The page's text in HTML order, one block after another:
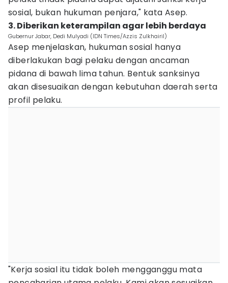
sosial, bukan hukuman penjara," kata Asep.
3. Diberikan keterampilan agar lebih berdaya
Gubernur Jabar, Dedi Mulyadi (IDN Times/Azzis Zulkhairil)
Asep menjelaskan, hukuman sosial hanya
diberlakukan bagi pelaku dengan ancaman
pidana di bawah lima tahun. Bentuk sanksinya
akan disesuaikan dengan kebutuhan daerah serta
profil pelaku.
"Kerja sosial itu tidak boleh mengganggu mata